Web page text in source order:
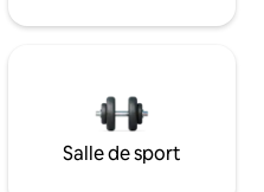
Salle de sport